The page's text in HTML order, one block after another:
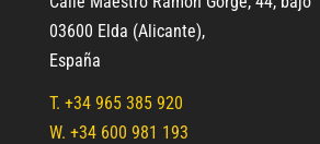
03600 Elda (Alicante),
España
T. +34 965 385 920
W. +34 600 981 193